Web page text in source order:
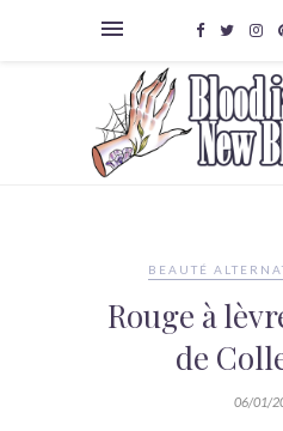
BEAUTÉ
Rouge à
de
06/01/